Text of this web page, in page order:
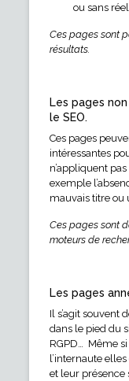
ou sans
Ces pages sont
résultats.
Les pages
le SEO.
Ces pages
intéressantes
n’appliquent
exemple
mauvais titre ou
Ces pages sont
moteurs de
Les pages
Il s’agit souvent
dans le pied du
RGPD… Même
l’internaute
et leur présence